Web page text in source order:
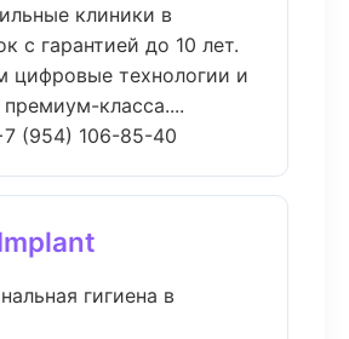
клиники в
с гарантией до 10 лет.
цифровые технологии и
класса....
(954) 106-85-40
гигиена в